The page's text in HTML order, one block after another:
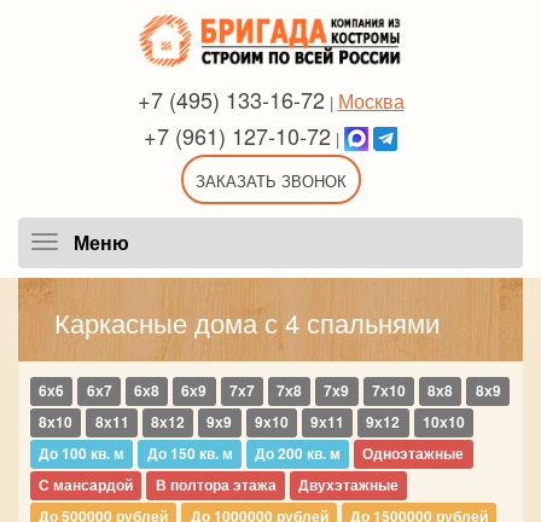
+7 (495) 133-16-72 | Москва
+7 (961) 127-10-72 |
ЗАКАЗАТЬ ЗВОНОК
Меню
Каркасные дома с 4 спальнями
6х6 6х7 6х8 6х9 7х7 7х8 7х9 7х10 8х8
8х9
8х10
8х11 8х12 9х9 9х10 9х11 9х12
10х10
До 100 кв. м
До 150 кв. м До 200 кв. м
Одноэтажные
С мансардой
В полтора этажа
Двухэтажные
До 500000 рублей
До 1000000 рублей До 1500000 рублей